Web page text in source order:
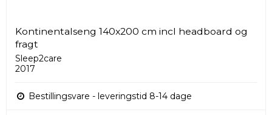
Kontinentalseng 140x200 cm incl headboard og
fragt
Sleep2care
2017
Bestillingsvare - leveringstid 8-14 dage